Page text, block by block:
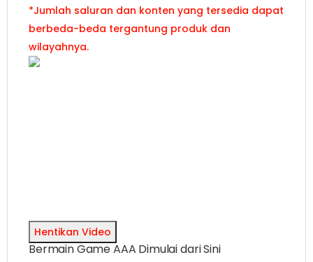
*Jumlah saluran dan konten yang tersedia dapat
berbeda-beda tergantung produk dan
wilayahnya.
Hentikan Video
Bermain Game AAA Dimulai dari Sini